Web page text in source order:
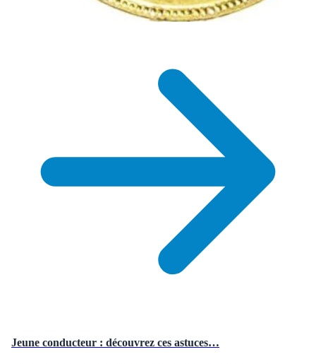
Jeune conducteur : découvrez ces astuces…